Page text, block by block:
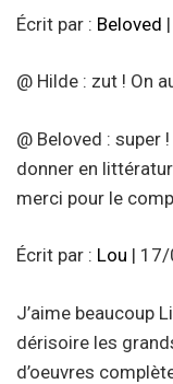
Écrit par : Beloved
@ Hilde : zut ! On
@ Beloved : super
donner en
merci pour le
Écrit par : Lou |
J’aime beaucoup
dérisoire les
d’oeuvres